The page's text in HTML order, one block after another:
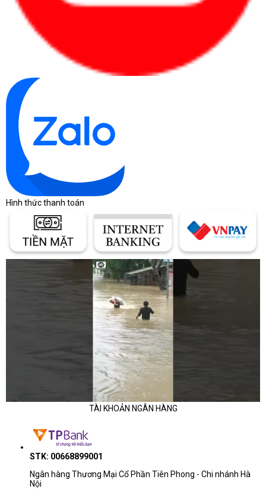
Hình thức thanh toán
TÀI KHOẢN NGÂN HÀNG
STK: 00668899001
Ngân hàng Thương Mại Cổ Phần Tiên Phong - Chi nhánh Hà
Nội